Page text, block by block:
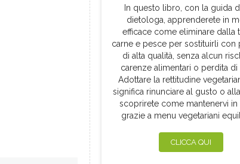
In questo libro, con la guida
dietologa, apprenderete in
efficace come eliminare dalla
carne e pesce per sostituirli con
di alta qualità, senza alcun
carenze alimentari o perdita di
Adottare la rettitudine
significa rinunciare al gusto o
scoprirete come mantenervi in
grazie a menu vegetariani
CLICCA QUI